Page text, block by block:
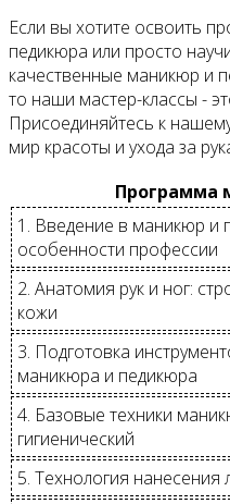
Если вы хотите освоить
педикюра или просто
качественные маникюр и
то наши мастер-классы -
Присоединяйтесь к
мир красоты и ухода за
Программа
1. Введение в маникюр и
особенности профессии
2. Анатомия рук и ног:
кожи
3. Подготовка
маникюра и педикюра
4. Базовые техники
гигиенический
5. Технология нанесения